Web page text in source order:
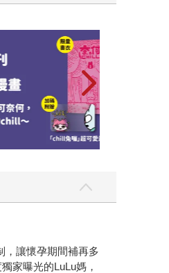
暢銷榜
，讓懷孕期間補再多
家曝光的LuLu媽，